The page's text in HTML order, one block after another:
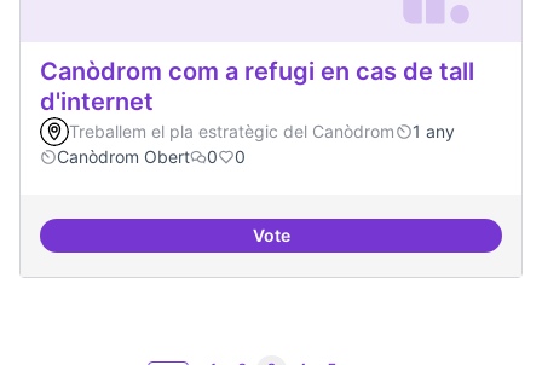
Canòdrom com a refugi en cas de tall
d'internet
Treballem el pla estratègic del Canòdrom
1 any
Canòdrom Obert
0 0
VoteCanòdrom com a refugi en cas